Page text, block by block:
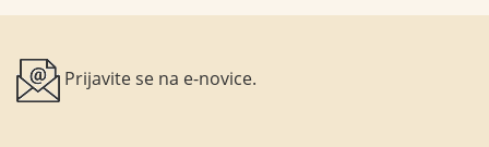
Prijavite se na e-novice.